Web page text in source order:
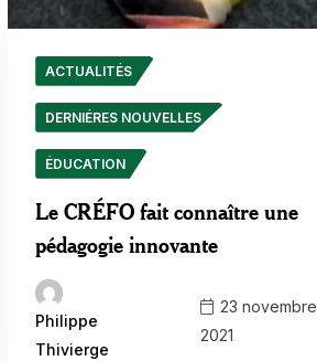
ACTUALITÉS
DERNIÉRES NOUVELLES
ÉDUCATION
Le CRÉFO fait connaître une
pédagogie innovante
Philippe
Thivierge
23 novembre
2021